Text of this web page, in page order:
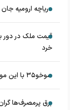
دریاچه ارومیه جان گرفت؛
قیمت ملک در دور
خرد
سوخو۳۵ با این موشک‌ها به ناوهای‌جنگی حمله می‌کند
برق پرمصرف‌ها